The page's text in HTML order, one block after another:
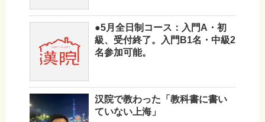
●5月全日制コース：入門A・初
級、受付終了。入門B1名・中級2
名参加可能。
汉院で教わった「教科書に書い
ていない上海」